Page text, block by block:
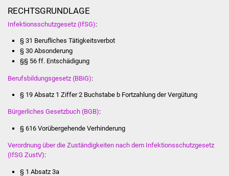
Kinder und Jugendliche
Migration und Integration
RECHTSGRUNDLAGE
Infektionsschutzgesetz (IfSG):
§ 31 Berufliches Tätigkeitsverbot
§ 30 Absonderung
§§ 56 ff. Entschädigung
Berufsbildungsgesetz (BBiG):
§ 19 Absatz 1 Ziffer 2 Buchstabe b Fortzahlung der Vergütung
Bürgerliches Gesetzbuch (BGB):
§ 616 Vorübergehende Verhinderung
Verordnung über die Zuständigkeiten nach dem Infektionsschutzgesetz
(IfSG ZustV):
§ 1 Absatz 3a